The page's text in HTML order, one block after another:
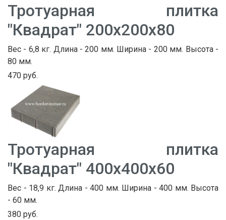
Тротуарная плитка
"Квадрат" 200х200х80
Вес - 6,8 кг. Длина - 200 мм. Ширина - 200 мм. Высота -
80 мм.
470 руб.
Тротуарная плитка
"Квадрат" 400х400х60
Вес - 18,9 кг. Длина - 400 мм. Ширина - 400 мм. Высота
- 60 мм.
380 руб.